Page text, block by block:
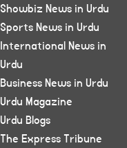
Showbiz News in Urdu
Sports News in Urdu
International News in
Urdu
Business News in Urdu
Urdu Magazine
Urdu Blogs
The Express Tribune